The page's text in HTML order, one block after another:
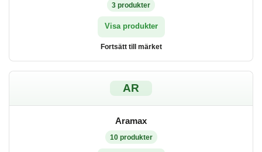
3 produkter
Visa produkter
Fortsätt till märket
AR
Aramax
10 produkter